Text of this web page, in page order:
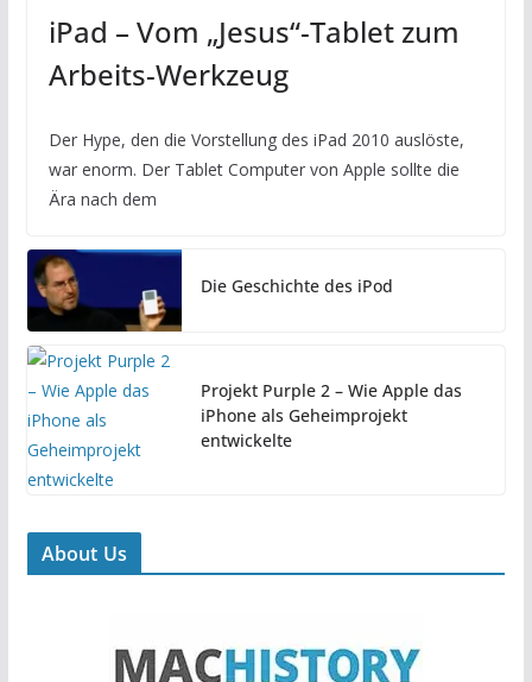
iPad – Vom „Jesus“-Tablet zum
Arbeits-Werkzeug
Der Hype, den die Vorstellung des iPad 2010 auslöste,
war enorm. Der Tablet Computer von Apple sollte die
Ära nach dem
Die Geschichte des iPod
Projekt Purple 2 – Wie Apple das
iPhone als Geheimprojekt
entwickelte
About Us